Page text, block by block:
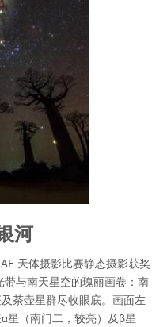
河
天体摄影比赛静态摄影获奖
与南天星空的瑰丽画卷：南
茶壶星群尽收眼底。画面左
星（南门二，较亮）及β星